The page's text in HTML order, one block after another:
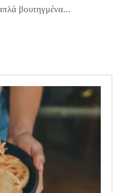
βουτηγμένα...